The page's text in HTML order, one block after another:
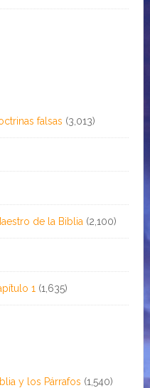
falsas (3,013)
de la Biblia (2,100)
1 (1,635)
y los Párrafos (1,540)